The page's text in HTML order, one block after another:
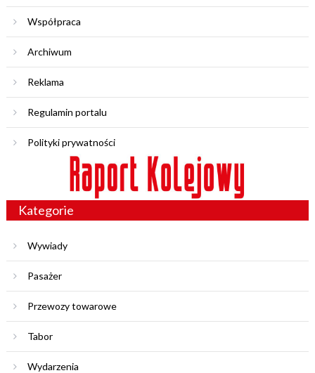
Współpraca
Archiwum
Reklama
Regulamin portalu
Polityki prywatności
Kategorie
Wywiady
Pasażer
Przewozy towarowe
Tabor
Wydarzenia